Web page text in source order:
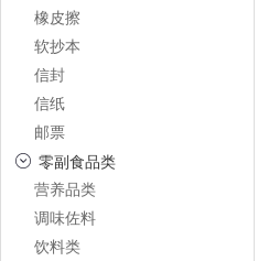
橡皮擦
软抄本
信封
信纸
邮票
零副食品类
营养品类
调味佐料
饮料类